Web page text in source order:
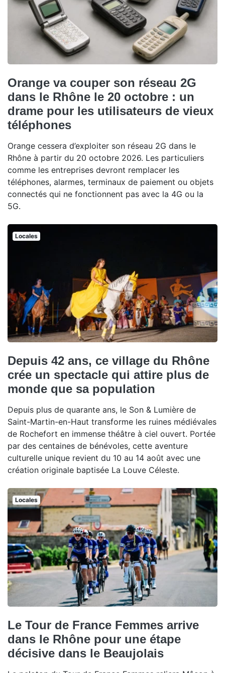
Orange va couper son réseau 2G
dans le Rhône le 20 octobre : un
drame pour les utilisateurs de vieux
téléphones
Orange cessera d’exploiter son réseau 2G dans le
Rhône à partir du 20 octobre 2026. Les particuliers
comme les entreprises devront remplacer les
téléphones, alarmes, terminaux de paiement ou objets
connectés qui ne fonctionnent pas avec la 4G ou la
5G.
Locales
Depuis 42 ans, ce village du Rhône
crée un spectacle qui attire plus de
monde que sa population
Depuis plus de quarante ans, le Son & Lumière de
Saint-Martin-en-Haut transforme les ruines médiévales
de Rochefort en immense théâtre à ciel ouvert. Portée
par des centaines de bénévoles, cette aventure
culturelle unique revient du 10 au 14 août avec une
création originale baptisée La Louve Céleste.
Locales
Le Tour de France Femmes arrive
dans le Rhône pour une étape
décisive dans le Beaujolais